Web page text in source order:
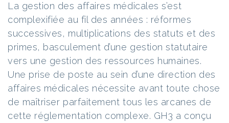
La gestion des affaires médicales s’est
complexifiée au fil des années : réformes
successives, multiplications des statuts et des
primes, basculement d’une gestion statutaire
vers une gestion des ressources humaines.
Une prise de poste au sein d’une direction des
affaires médicales nécessite avant toute chose
de maîtriser parfaitement tous les arcanes de
cette réglementation complexe. GH3 a conçu